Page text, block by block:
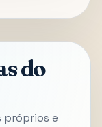
do
próprios e